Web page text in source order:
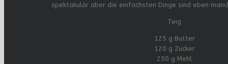
spektakulär aber die einfachsten Dinge sind eben
Teig
125 g Butter
120 g Zucker
250 g Mehl